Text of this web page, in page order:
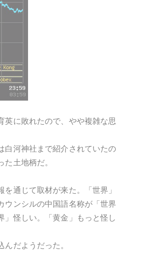
英に敗れたので、やや複雑な思
白河神社まで紹介されていたの
土地柄だ。
通じて取材が来た。「世界」
ウンシルの中国語名称が「世界
」怪しい。「黄金」もっと怪し
だようだった。